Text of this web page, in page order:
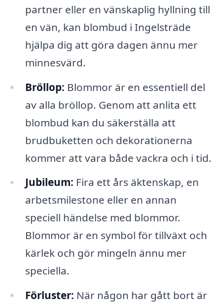
partner eller en vänskaplig hyllning till
en vän, kan blombud i Ingelsträde
hjälpa dig att göra dagen ännu mer
minnesvärd.
Bröllop: Blommor är en essentiell del
av alla bröllop. Genom att anlita ett
blombud kan du säkerställa att
brudbuketten och dekorationerna
kommer att vara både vackra och i tid.
Jubileum: Fira ett års äktenskap, en
arbetsmilestone eller en annan
speciell händelse med blommor.
Blommor är en symbol för tillväxt och
kärlek och gör mingeln ännu mer
speciella.
Förluster: När någon har gått bort är